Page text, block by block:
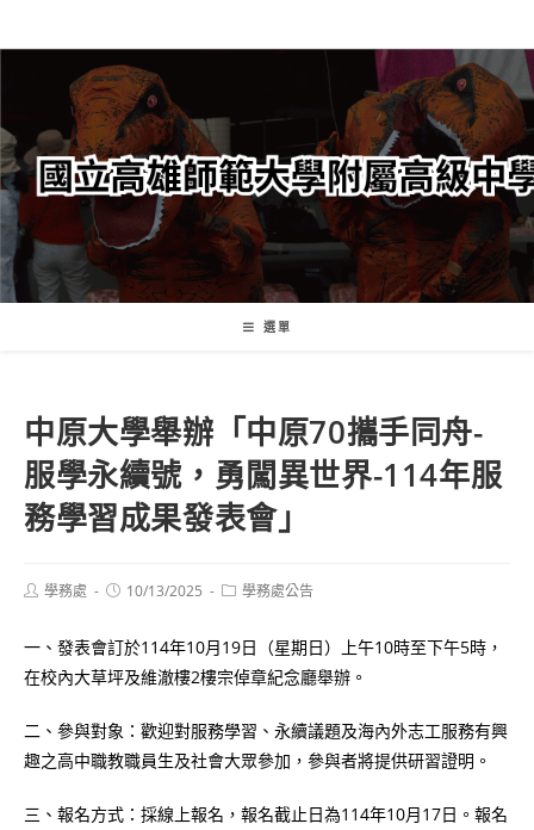
轉
要
內
容
選單
中原大學舉辦「中原70攜手同舟-
服學永續號，勇闖異世界-114年服
務學習成果發表會」
Post學務處
Post10/13/2025
Post學務處公告
一、發表會訂於114年10月19日（星期日）上午10時至下午5時，
在校內大草坪及維澈樓2樓宗倬章紀念廳舉辦。
二、參與對象：歡迎對服務學習、永續議題及海內外志工服務有興
趣之高中職教職員生及社會大眾參加，參與者將提供研習證明。
三、報名方式：採線上報名，報名截止日為114年10月17日。報名